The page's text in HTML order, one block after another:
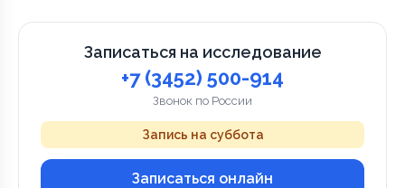
Записаться на исследование
+7 (3452) 500-914
Звонок по России
Запись на суббота
Записаться онлайн